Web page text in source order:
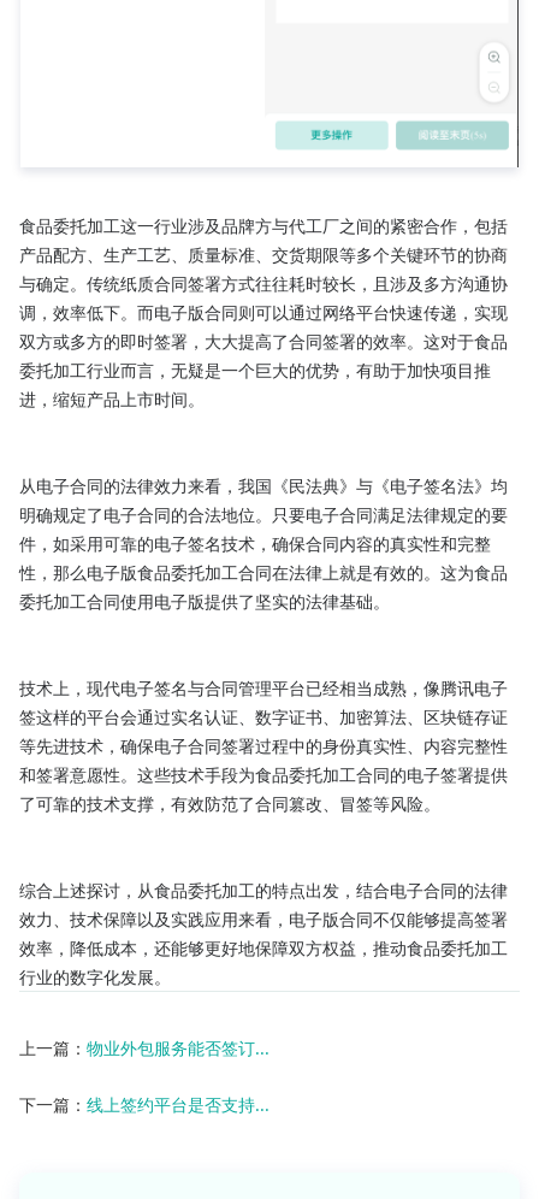
食品委托加工这一行业涉及品牌方与代工厂之间的紧密合作，包括
产品配方、生产工艺、质量标准、交货期限等多个关键环节的协商
与确定。传统纸质合同签署方式往往耗时较长，且涉及多方沟通协
调，效率低下。而电子版合同则可以通过网络平台快速传递，实现
双方或多方的即时签署，大大提高了合同签署的效率。这对于食品
委托加工行业而言，无疑是一个巨大的优势，有助于加快项目推
进，缩短产品上市时间。
从电子合同的法律效力来看，我国《民法典》与《电子签名法》均
明确规定了电子合同的合法地位。只要电子合同满足法律规定的要
件，如采用可靠的电子签名技术，确保合同内容的真实性和完整
性，那么电子版食品委托加工合同在法律上就是有效的。这为食品
委托加工合同使用电子版提供了坚实的法律基础。
技术上，现代电子签名与合同管理平台已经相当成熟，像腾讯电子
签这样的平台会通过实名认证、数字证书、加密算法、区块链存证
等先进技术，确保电子合同签署过程中的身份真实性、内容完整性
和签署意愿性。这些技术手段为食品委托加工合同的电子签署提供
了可靠的技术支撑，有效防范了合同篡改、冒签等风险。
综合上述探讨，从食品委托加工的特点出发，结合电子合同的法律
效力、技术保障以及实践应用来看，电子版合同不仅能够提高签署
效率，降低成本，还能够更好地保障双方权益，推动食品委托加工
行业的数字化发展。
上一篇： 物业外包服务能否签订...
下一篇： 线上签约平台是否支持...